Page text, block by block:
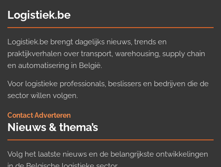
Logistiek.be
Logistiek.be brengt dagelijks nieuws, trends en
praktijkverhalen over transport, warehousing, supply chain
en automatisering in België.
Voor logistieke professionals, beslissers en bedrijven die de
sector willen volgen.
Contact·Adverteren
Nieuws & thema’s
Volg het laatste nieuws en de belangrijkste ontwikkelingen